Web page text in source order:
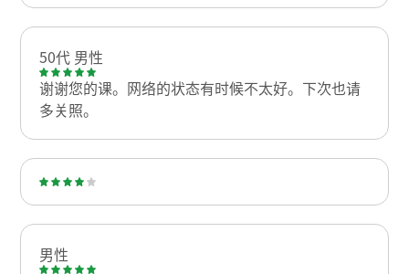
50代 男性
谢谢您的课。网络的状态有时候不太好。下次也请
多关照。
男性